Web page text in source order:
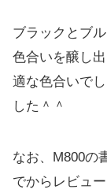
ブラックとブ
色合いを醸し
適な色合いで
した＾＾
なお、M800の
でからレビュ